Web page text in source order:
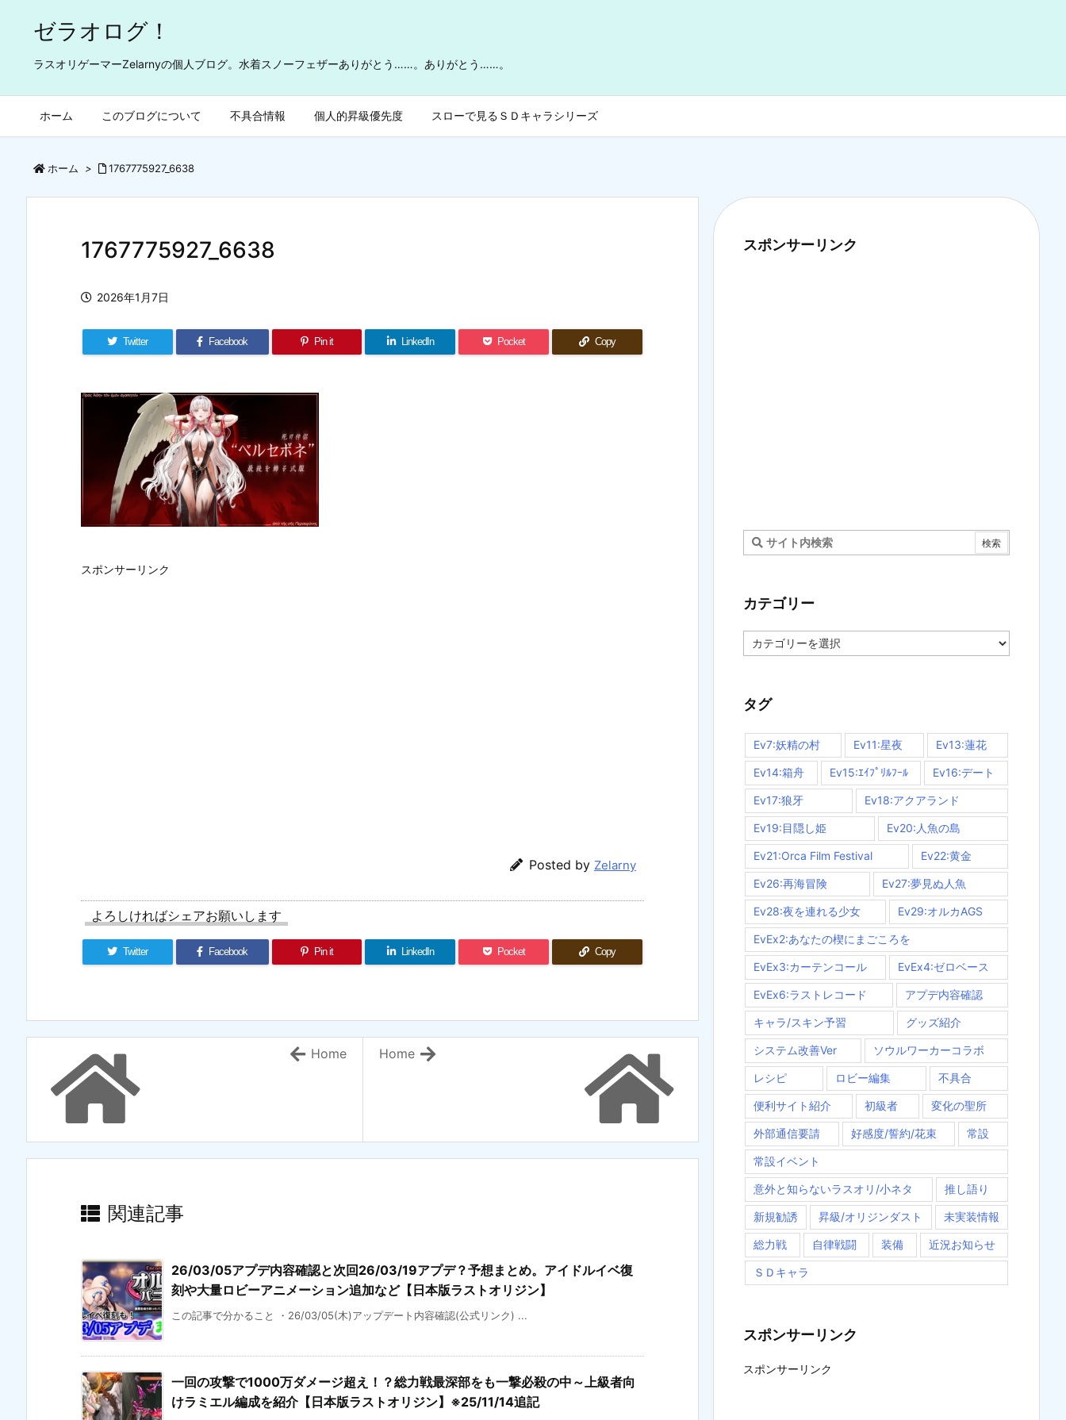
ゼラオログ！
ラスオリゲーマーZelarnyの個人ブログ。水着スノーフェザーありがとう……。ありがとう……。
ホーム このブログについて 不具合情報 個人的昇級優先度 スローで見るＳＤキャラシリーズ
ホーム > 1767775927_6638
1767775927_6638
2026年1月7日
Twitter Facebook Pin it LinkedIn Pocket Copy
スポンサーリンク
Posted by Zelarny
よろしければシェアお願いします
Twitter Facebook Pin it LinkedIn Pocket Copy
Home
Home
関連記事
26/03/05アプデ内容確認と次回26/03/19アプデ？予想まとめ。アイドルイベ復
刻や大量ロビーアニメーション追加など【日本版ラストオリジン】
この記事で分かること ・26/03/05(木)アップデート内容確認(公式リンク) ...
一回の攻撃で1000万ダメージ超え！？総力戦最深部をも一撃必殺の中～上級者向
けラミエル編成を紹介【日本版ラストオリジン】※25/11/14追記
スポンサーリンク
カテゴリー
テ
ー
タグ
Ev7:妖精の村 Ev11:星夜 Ev13:蓮花
Ev14:箱舟 Ev15:ｴｲﾌﾟﾘﾙﾌｰﾙ Ev16:デート
Ev17:狼牙 Ev18:アクアランド
Ev19:目隠し姫 Ev20:人魚の島
Ev21:Orca Film Festival Ev22:黄金
Ev26:再海冒険 Ev27:夢見ぬ人魚
Ev28:夜を連れる少女 Ev29:オルカAGS
EvEx2:あなたの楔にまごころを
EvEx3:カーテンコール EvEx4:ゼロベース
EvEx6:ラストレコード アプデ内容確認
キャラ/スキン予習 グッズ紹介
システム改善Ver ソウルワーカーコラボ
レシピ ロビー編集 不具合
便利サイト紹介 初級者 変化の聖所
外部通信要請 好感度/誓約/花束 常設
常設イベント
意外と知らないラスオリ/小ネタ 推し語り
新規勧誘 昇級/オリジンダスト 未実装情報
総力戦 自律戦闘 装備 近況お知らせ
ＳＤキャラ
スポンサーリンク
スポンサーリンク